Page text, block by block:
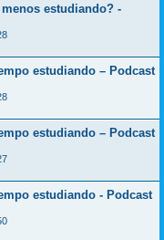
estudiando? -
estudiando – Podcast
estudiando – Podcast
estudiando - Podcast